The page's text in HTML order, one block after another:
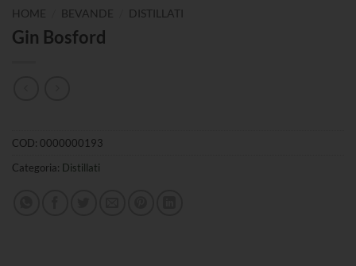
HOME BEVANDE DISTILLATI
Gin Bosford
COD: 0000000193
Categoria: Distillati